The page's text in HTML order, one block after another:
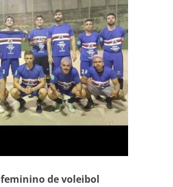
de voleibol